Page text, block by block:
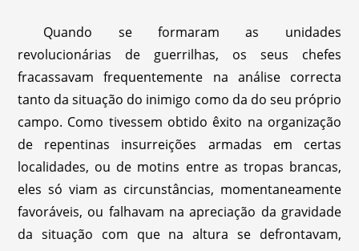
Quando se formaram as unidades
revolucionárias de guerrilhas, os seus chefes
fracassavam frequentemente na análise correcta
tanto da situação do inimigo como da do seu próprio
campo. Como tivessem obtido êxito na organização
de repentinas insurreições armadas em certas
localidades, ou de motins entre as tropas brancas,
eles só viam as circunstâncias, momentaneamente
favoráveis, ou falhavam na apreciação da gravidade
da situação com que na altura se defrontavam,